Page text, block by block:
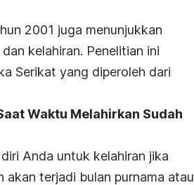
2001 juga menunjukkan
kelahiran. Penelitian ini
Serikat yang diperoleh dari
Waktu Melahirkan Sudah
Anda untuk kelahiran jika
akan terjadi bulan purnama atau